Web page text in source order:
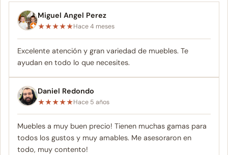
Miguel Angel Perez
★★★★★Hace 4 meses
Excelente atención y gran variedad de muebles. Te
ayudan en todo lo que necesites.
Daniel Redondo
★★★★★Hace 5 años
Muebles a muy buen precio! Tienen muchas gamas para
todos los gustos y muy amables. Me asesoraron en
todo, muy contento!